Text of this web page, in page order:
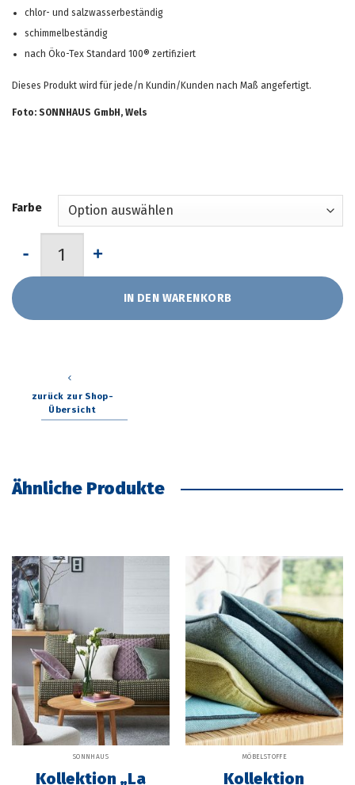
chlor- und salzwasserbeständig
schimmelbeständig
nach Öko-Tex Standard 100® zertifiziert
Dieses Produkt wird für jede/n Kundin/Kunden nach Maß angefertigt.
Foto: SONNHAUS GmbH, Wels
Farbe
IN DEN WARENKORB
zurück zur Shop-
Übersicht
Ähnliche Produkte
SONNHAUS
Kollektion „La
MÖBELSTOFFE
Kollektion